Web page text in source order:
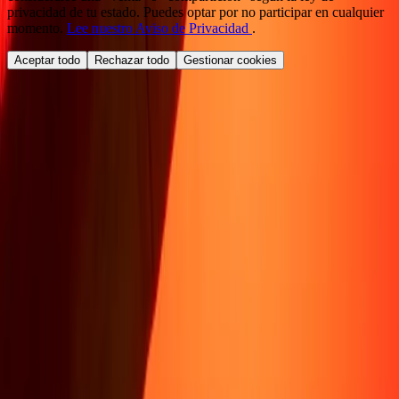
privacidad de tu estado. Puedes optar por no participar en cualquier
momento. Lee nuestro Aviso de Privacidad .
Aceptar todo Rechazar todo Gestionar cookies